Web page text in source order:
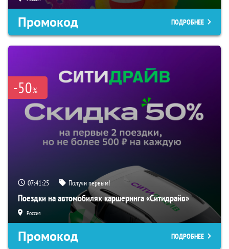
Промокод ПОДРОБНЕЕ
-50%
07:41:25 Получи первым!
Поездки на автомобилях каршеринга «Ситидрайв»
Россия
Промокод ПОДРОБНЕЕ